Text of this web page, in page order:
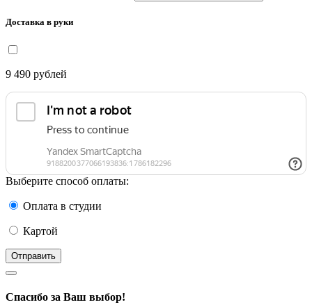
Доставка в руки
9 490 рублей
Выберите способ оплаты:
Оплата в студии
Картой
Отправить
Спасибо за Ваш выбор!